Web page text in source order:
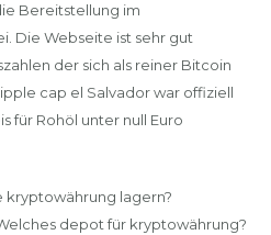
Bereitstellung im
Die Webseite ist sehr gut
der sich als reiner Bitcoin
cap el Salvador war offiziell
für Rohöl unter null Euro
kryptowährung lagern?
depot für kryptowährung?